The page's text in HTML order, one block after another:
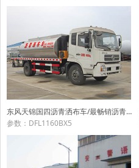
东风天锦国四沥青洒布车/最畅销沥青洒布车
参数：DFL1160BX5